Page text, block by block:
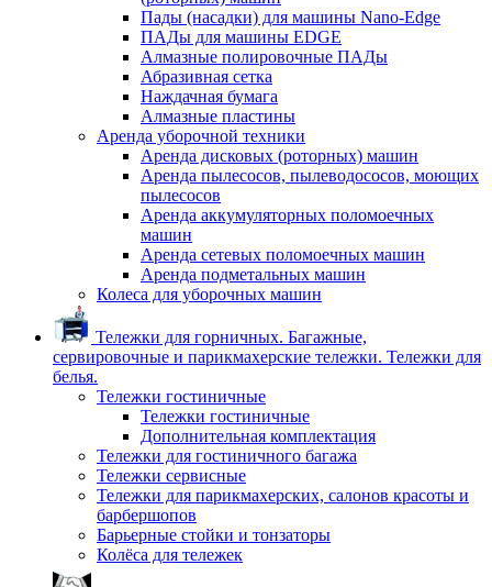
Пады (насадки) для машины Nano-Edge
ПАДы для машины EDGE
Алмазные полировочные ПАДы
Абразивная сетка
Наждачная бумага
Алмазные пластины
Аренда уборочной техники
Аренда дисковых (роторных) машин
Аренда пылесосов, пылеводососов, моющих
пылесосов
Аренда аккумуляторных поломоечных
машин
Аренда сетевых поломоечных машин
Аренда подметальных машин
Колеса для уборочных машин
Тележки для горничных. Багажные,
сервировочные и парикмахерские тележки. Тележки для
белья.
Тележки гостиничные
Тележки гостиничные
Дополнительная комплектация
Тележки для гостиничного багажа
Тележки сервисные
Тележки для парикмахерских, салонов красоты и
барбершопов
Барьерные стойки и тонзаторы
Колёса для тележек